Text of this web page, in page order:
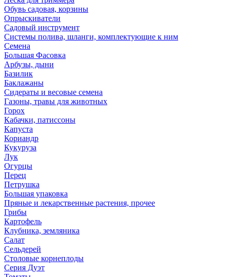
Обувь садовая, корзины
Опрыскиватели
Садовый инструмент
Системы полива, шланги, комплектующие к ним
Семена
Большая Фасовка
Арбузы, дыни
Базилик
Баклажаны
Сидераты и весовые семена
Газоны, травы для животных
Горох
Кабачки, патиссоны
Капуста
Кориандр
Кукуруза
Лук
Огурцы
Перец
Петрушка
Большая упаковка
Пряные и лекарственные растения, прочее
Грибы
Картофель
Клубника, земляника
Салат
Сельдерей
Столовые корнеплоды
Серия Дуэт